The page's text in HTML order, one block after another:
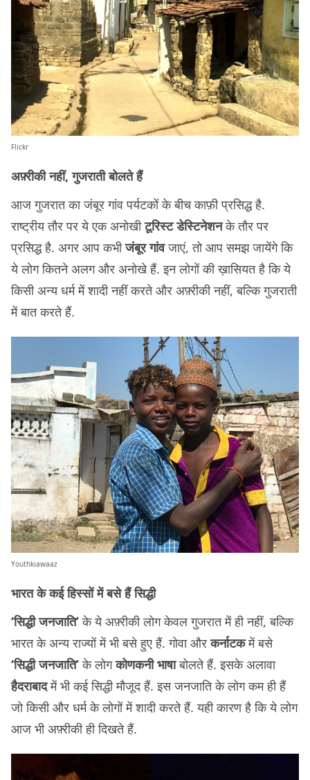
Flickr
अफ़्रीकी नहीं, गुजराती बोलते हैं
आज गुजरात का जंबूर गांव पर्यटकों के बीच काफ़ी प्रसिद्ध है.
राष्ट्रीय तौर पर ये एक अनोखीटूरिस्ट डेस्टिनेशनके तौर पर
प्रसिद्ध है. अगर आप कभीजंबूर गांवजाएं, तो आप समझ जायेंगे कि
ये लोग कितने अलग और अनोखे हैं. इन लोगों की ख़ासियत है कि ये
किसी अन्य धर्म में शादी नहीं करते और अफ़्रीकी नहीं, बल्कि गुजराती
में बात करते हैं.
Youthkiawaaz
भारत के कई हिस्सों में बसे हैं सिद्धी
‘सिद्धी जनजाति’के ये अफ़्रीकी लोग केवल गुजरात में ही नहीं, बल्कि
भारत के अन्य राज्यों में भी बसे हुए हैं. गोवा औरकर्नाटकमें बसे
‘सिद्धी जनजाति’के लोगकोणकनी भाषाबोलते हैं. इसके अलावा
हैदराबादमें भी कई सिद्धी मौजूद हैं. इस जनजाति के लोग कम ही हैं
जो किसी और धर्म के लोगों में शादी करते हैं. यही कारण है कि ये लोग
आज भी अफ़्रीकी ही दिखते हैं.